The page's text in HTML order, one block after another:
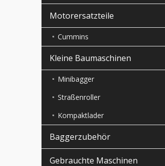
Motorersatzteile
Cummins
Kleine Baumaschinen
Minibagger
Straßenroller
Kompaktlader
Baggerzubehör
Gebrauchte Maschinen